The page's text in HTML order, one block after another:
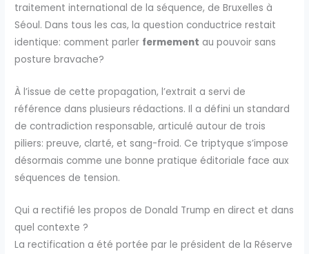
traitement international de la séquence, de Bruxelles à
Séoul. Dans tous les cas, la question conductrice restait
identique: comment parler fermement au pouvoir sans
posture bravache?
À l’issue de cette propagation, l’extrait a servi de
référence dans plusieurs rédactions. Il a défini un standard
de contradiction responsable, articulé autour de trois
piliers: preuve, clarté, et sang-froid. Ce triptyque s’impose
désormais comme une bonne pratique éditoriale face aux
séquences de tension.
Qui a rectifié les propos de Donald Trump en direct et dans
quel contexte ?
La rectification a été portée par le président de la Réserve